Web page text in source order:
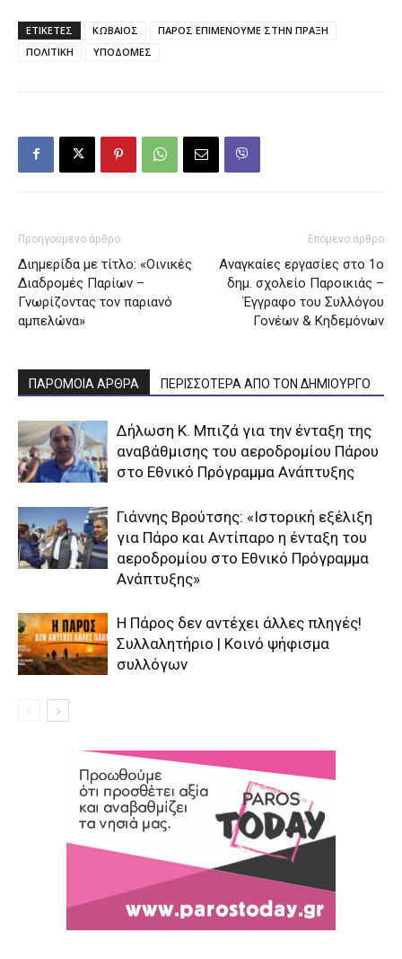
ΕΤΙΚΕΤΕΣ ΚΩΒΑΙΟΣ
ΠΑΡΟΣ ΕΠΙΜΕΝΟΥΜΕ ΣΤΗΝ ΠΡΑΞΗ
ΠΟΛΙΤΙΚΗ
ΥΠΟΔΟΜΕΣ
Προηγούμενο άρθρο
Διημερίδα με τίτλο: «Οινικές
Διαδρομές Παρίων –
Γνωρίζοντας τον παριανό
αμπελώνα»
Επόμενο άρθρο
Αναγκαίες εργασίες στο 1ο
δημ. σχολείο Παροικιάς –
Έγγραφο του Συλλόγου
Γονέων & Κηδεμόνων
ΠΑΡΟΜΟΙΑ ΑΡΘΡΑ ΠΕΡΙΣΣΟΤΕΡΑ ΑΠΟ ΤΟΝ ΔΗΜΙΟΥΡΓΟ
Δήλωση Κ. Μπιζά για την ένταξη της
αναβάθμισης του αεροδρομίου Πάρου
στο Εθνικό Πρόγραμμα Ανάπτυξης
Γιάννης Βρούτσης: «Ιστορική εξέλιξη
για Πάρο και Αντίπαρο η ένταξη του
αεροδρομίου στο Εθνικό Πρόγραμμα
Ανάπτυξης»
Η Πάρος δεν αντέχει άλλες πληγές!
Συλλαλητήριο | Κοινό ψήφισμα
συλλόγων